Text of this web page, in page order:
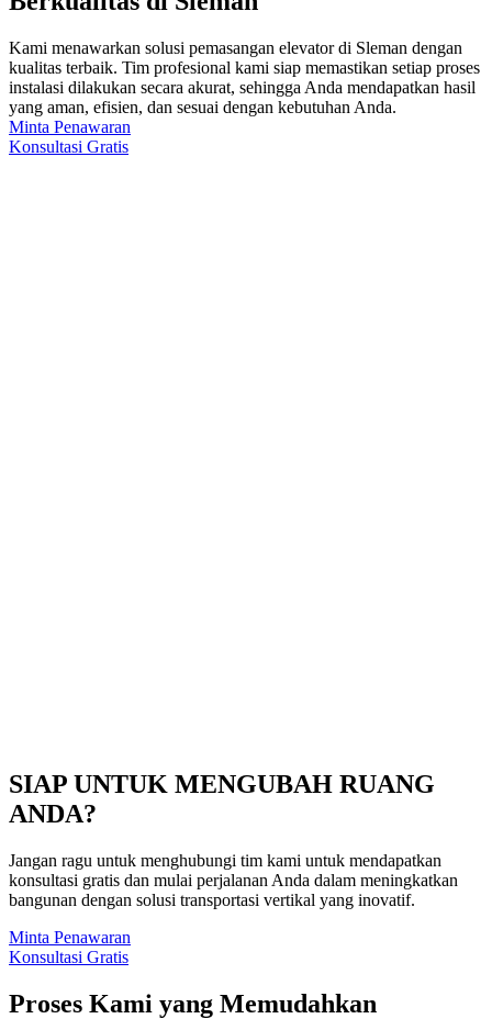
Kami menawarkan solusi pemasangan elevator di Sleman dengan
kualitas terbaik. Tim profesional kami siap memastikan setiap proses
instalasi dilakukan secara akurat, sehingga Anda mendapatkan hasil
yang aman, efisien, dan sesuai dengan kebutuhan Anda.
Minta Penawaran
Konsultasi Gratis
SIAP UNTUK MENGUBAH RUANG
ANDA?​
Jangan ragu untuk menghubungi tim kami untuk mendapatkan
konsultasi gratis dan mulai perjalanan Anda dalam meningkatkan
bangunan dengan solusi transportasi vertikal yang inovatif.
Minta Penawaran
Konsultasi Gratis
Proses Kami yang Memudahkan